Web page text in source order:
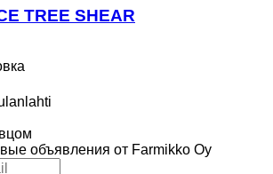
TREE SHEAR
объявления от Farmikko Oy